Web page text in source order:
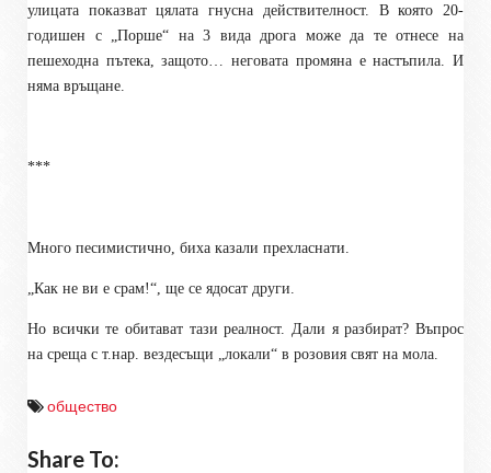
улицата показват цялата гнусна действителност. В която 20-
годишен с „Порше“ на 3 вида дрога може да те отнесе на
пешеходна пътека, защото… неговата промяна е настъпила. И
няма връщане.
***
Много песимистично, биха казали прехласнати.
„Как не ви е срам!“, ще се ядосат други.
Но всички те обитават тази реалност. Дали я разбират? Въпрос
на среща с т.нар. вездесъщи „локали“ в розовия свят на мола.
общество
Share To: